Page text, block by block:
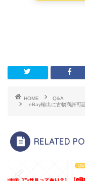
HOME
Q&A
eBay輸出に古物商許可
RELATED